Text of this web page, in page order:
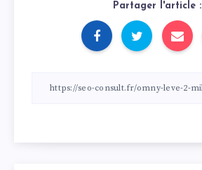
Partager l'article :